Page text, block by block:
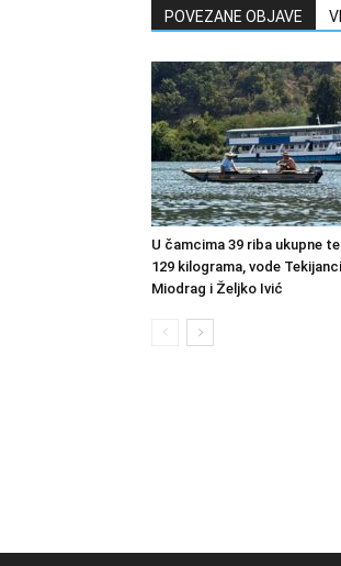
POVEZANE OBJAVE
U čamcima 39 riba ukupne
129 kilograma, vode Tekijanci
Miodrag i Željko Ivić